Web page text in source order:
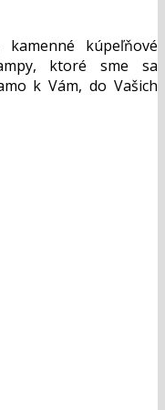
kúpeľňové
ktoré sme sa
k Vám, do Vašich